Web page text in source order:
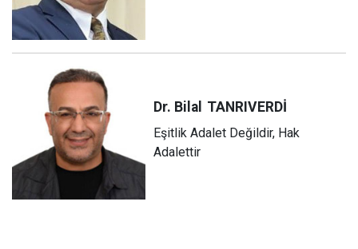
Dr. Bilal TANRIVERDİ
Eşitlik Adalet Değildir, Hak
Adalettir